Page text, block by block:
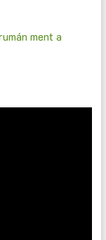
ment a